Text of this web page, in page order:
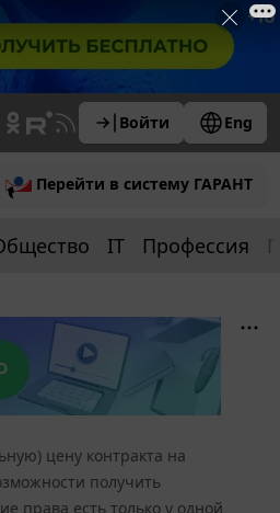
Войти Eng
Перейти в систему ГАРАНТ
IT Профессия
цену контракта на
получить
права есть только у одной